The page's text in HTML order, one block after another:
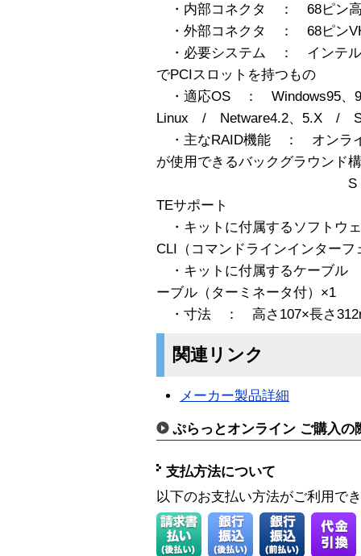
・内部コネクタ ： 68ピン
・外部コネクタ ： 68ピン
・必要システム ： インテル
でPCIスロットを持つもの
・適応OS ： Windows95、
Linux / Netware4.2、5.X /
・主なRAID機能 ： オンライ
が使用できるバックグラウンド
S・M・A・R・T
TEサポート
・キットに付属するソフトウ
CLI（コマンドラインインターフ
・キットに付属するケーブル
ーブル（ターミネータ付）×1
・寸法 ： 高さ107×長さ
関連リンク
メーカー製品詳細
ぷらっとオンライン ご購入の
支払方法について
以下のお支払い方法がご利用で